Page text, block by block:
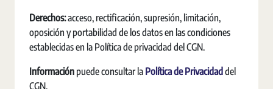
Derechos:acceso, rectificación, supresión, limitación,
oposición y portabilidad de los datos en las condiciones
establecidas en la Política de privacidad del CGN.
Información puede consultar la Política de Privacidad del
CGN.